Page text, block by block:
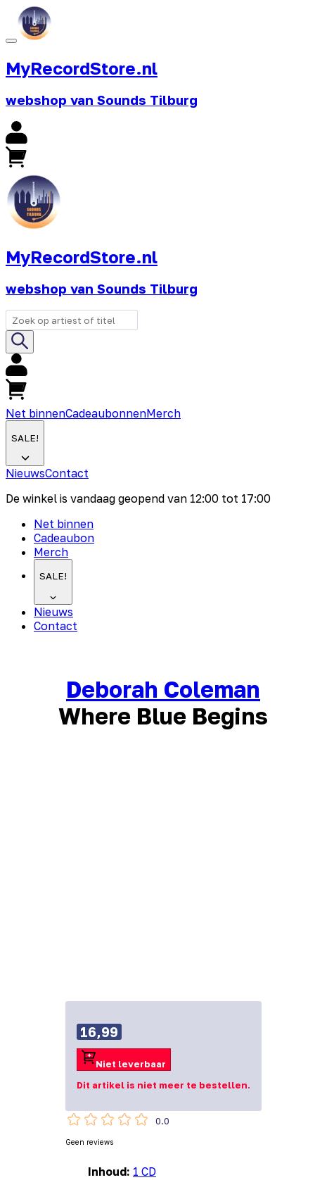
MyRecordStore.nl
webshop van Sounds Tilburg
MyRecordStore.nl
webshop van Sounds Tilburg
Net binnenCadeaubonnenMerch
SALE!
NieuwsContact
De winkel is vandaag geopend van 12:00 tot 17:00
Net binnen
Cadeaubon
Merch
SALE!
Nieuws
Contact
Deborah Coleman
Where Blue Begins
Inhoud: 1 CD
16,99
Niet leverbaar
Dit artikel is niet meer te bestellen.
0.0
Geen reviews